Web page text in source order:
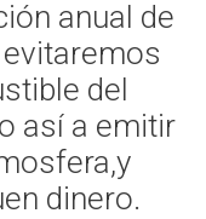
anual de
del
así a emitir
dinero.